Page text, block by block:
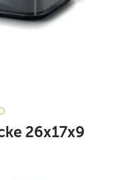
26x17x9